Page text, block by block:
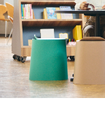
お問合わせ